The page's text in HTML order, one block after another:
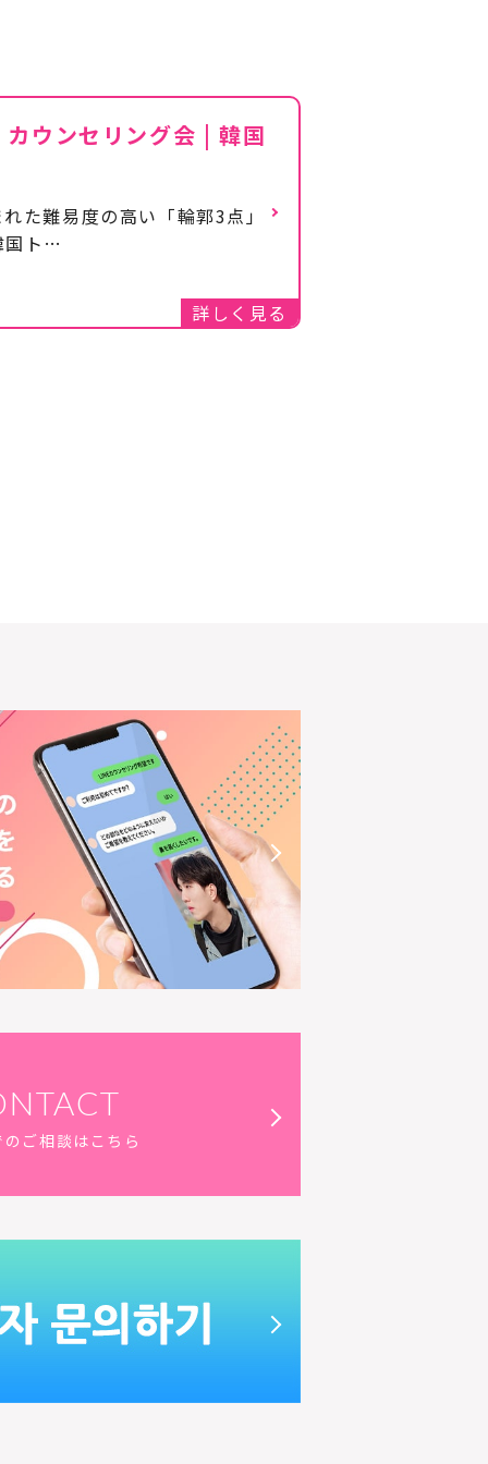
ウンセリング会 | 韓国
た難易度の高い「輪郭3点」
国ト…
詳しく見る
ご相談はこちら